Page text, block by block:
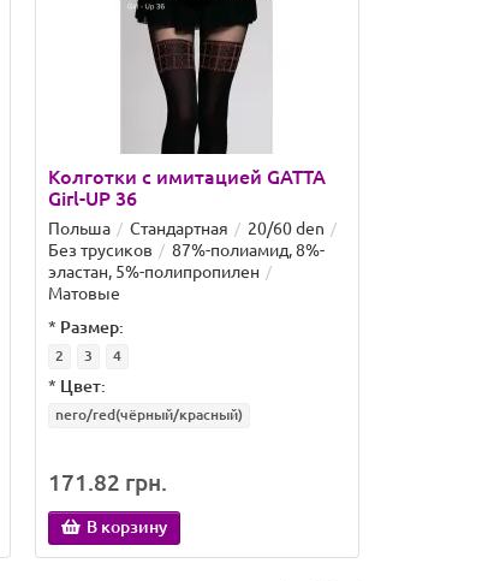
Колготки с имитацией GATTA
Girl-UP 36
Польша Стандартная
20/60 den
Без трусиков
87%-полиамид, 8%-
эластан, 5%-полипропилен
Матовые
* Размер:
2 3 4
* Цвет:
nero/red(чёрный/красный)
171.82 грн.
В корзину